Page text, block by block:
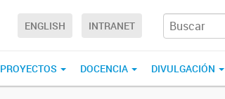
ENGLISH INTRANET
PROYECTOS DOCENCIA DIVULGACIÓN